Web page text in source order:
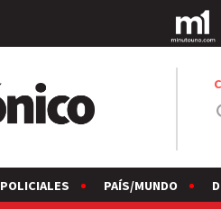
POLICIALES PAÍS/MUNDO